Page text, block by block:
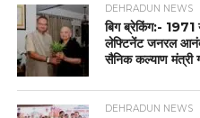
DEHRADUN NEWS
बिग ब्रेकिंग:- 1971
लेफ्टिनेंट जनरल
सैनिक कल्याण मंत्री
DEHRADUN NEWS